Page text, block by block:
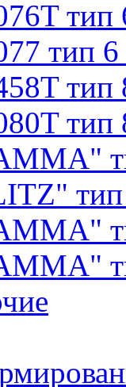
тип
тип 6
тип
тип